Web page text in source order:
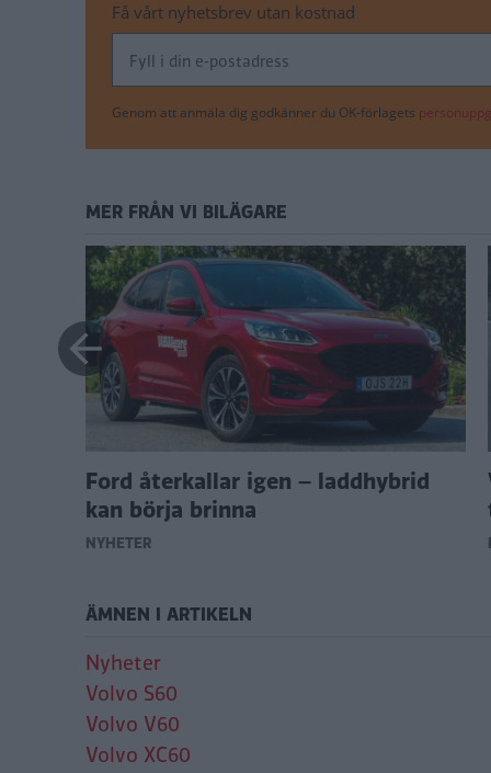
Få vårt nyhetsbrev utan kostnad
Genom att anmäla dig godkänner du OK-förlagets
MER FRÅN VI BILÄGARE
Ford återkallar igen – laddhybrid
kan börja brinna
NYHETER
ÄMNEN I ARTIKELN
Nyheter
Volvo S60
Volvo V60
Volvo XC60